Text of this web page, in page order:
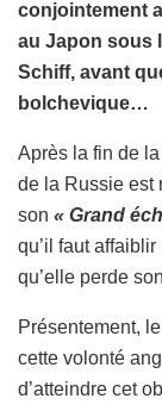
conjointement
au Japon sous
Schiff, avant
bolchevique…
Après la fin de
de la Russie est
son « Grand
qu’il faut
qu’elle perde
Présentement,
cette volonté
d’atteindre cet